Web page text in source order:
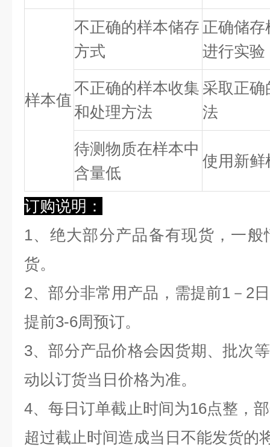
样本值
不正确的样本储存
方式
正确储
进行实验
不正确的样本收集
和处理方法
采取正
法
待测物质在样本中
含量低
使用新鲜
订购说明：
1、绝大部分产品备有现货，一
货。
2、部分非常用产品，需提前1－2
提前3-6周预订。
3、部分产品价格会因货期、批次
动以订货当日价格为准。
4、每日订单截止时间为16点整，
超过截止时间造成当日不能发货的